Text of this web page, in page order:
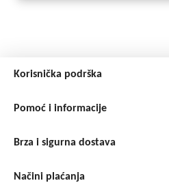
Korisnička podrška
Pomoć i informacije
Brza i sigurna dostava
Načini plaćanja